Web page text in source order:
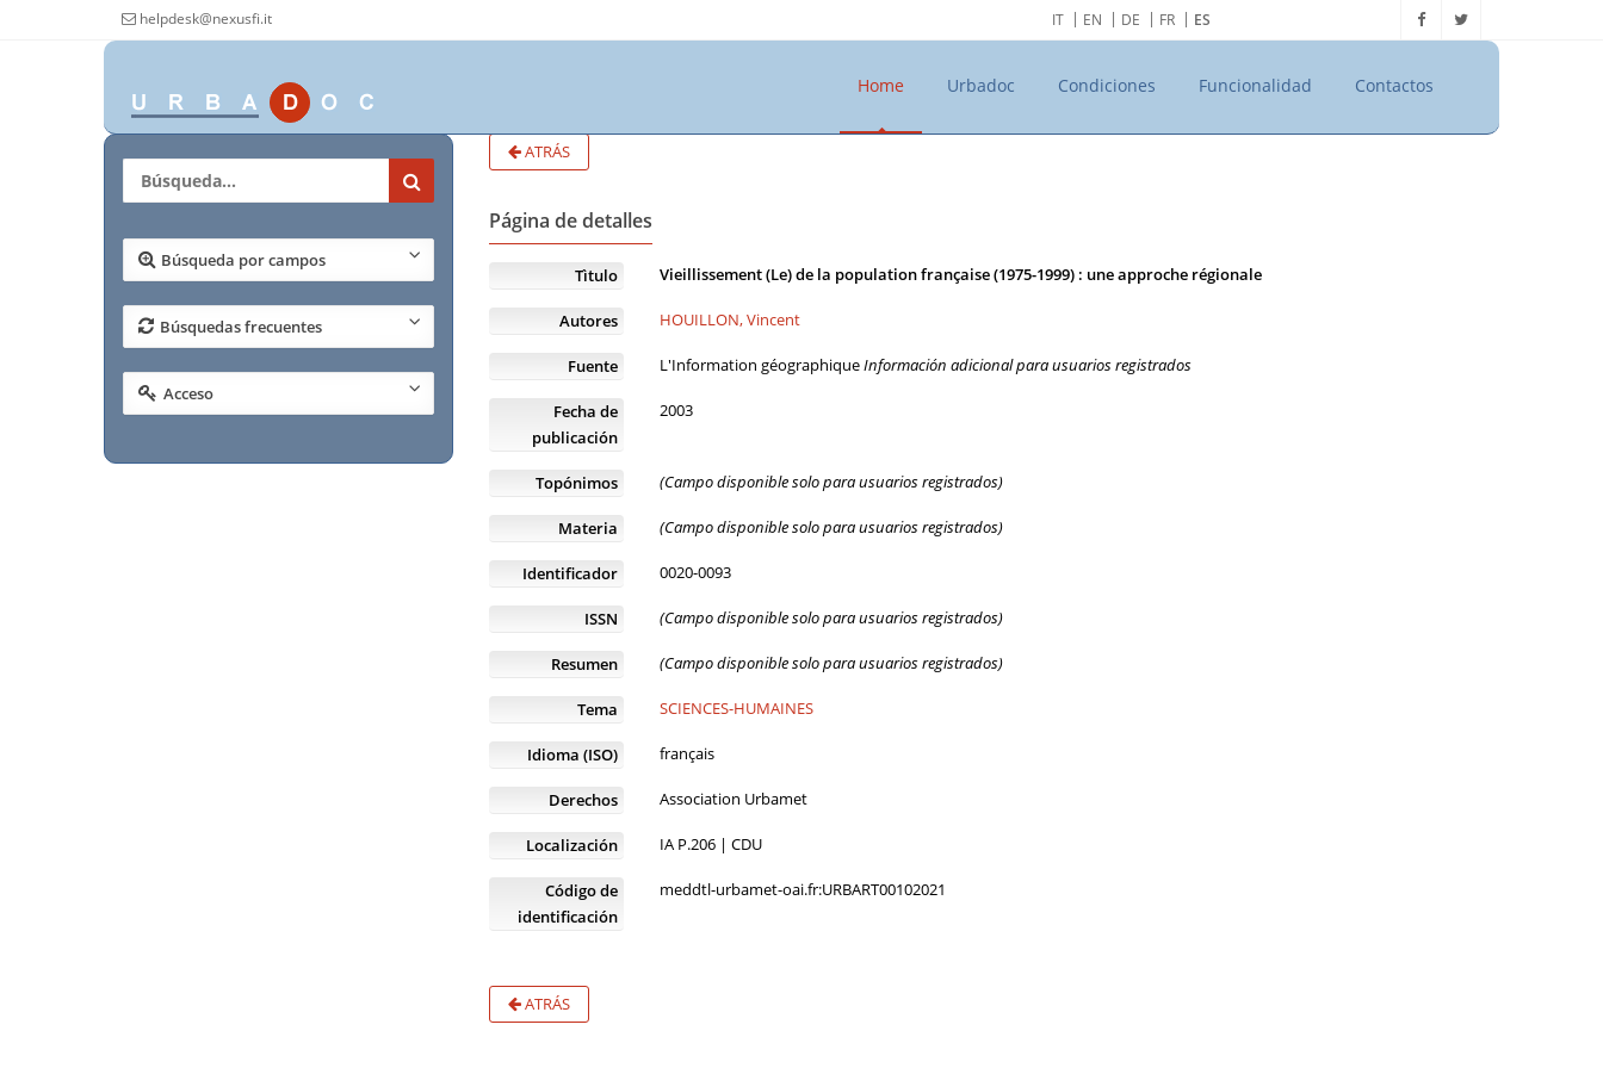
helpdesk@nexusfi.it IT EN DE FR ES
Home Urbadoc Condiciones Funcionalidad Contactos
Búsqueda por campos
Búsquedas frecuentes
Acceso
ATRÁS
Página de detalles
Tìtulo Vieillissement (Le) de la population française (1975-1999) : une approche régionale
Autores HOUILLON, Vincent
Fuente L'Information géographiqueInformación adicional para usuarios registrados
Fecha de
publicación
2003
Topónimos (Campo disponible solo para usuarios registrados)
Materia (Campo disponible solo para usuarios registrados)
Identificador 0020-0093
ISSN (Campo disponible solo para usuarios registrados)
Resumen (Campo disponible solo para usuarios registrados)
Tema SCIENCES-HUMAINES
Idioma (ISO) français
Derechos Association Urbamet
Localización IA P.206 | CDU
Código de
identificación
meddtl-urbamet-oai.fr:URBART00102021
ATRÁS